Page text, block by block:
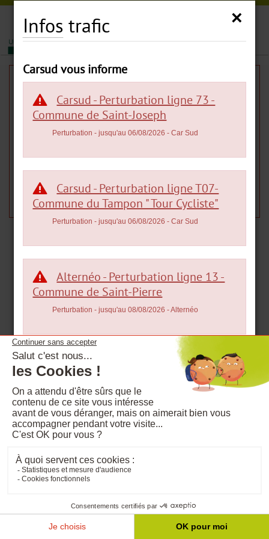
Carsud
Règlement du réseau
CARSUD
Règlement Transport CARSUD (Document Acrobat
Taille : 3 294,0K.o.)
Aide et accessibilité
Mentions légales
FAQ Qui sommes-nous ?
×
Infos trafic
Carsud vous informe
Carsud - Perturbation ligne 73 -
Commune de Saint-Joseph
Perturbation- jusqu'au 06/08/2026 - Car Sud
Carsud - Perturbation ligne T07-
Commune du Tampon " Tour Cycliste"
Perturbation- jusqu'au 06/08/2026 - Car Sud
Alternéo - Perturbation ligne 13 -
Commune de Saint-Pierre
Perturbation- jusqu'au 08/08/2026 - Alternéo
CAR JAUNE - Pertubation –
Barachoix fermé
Perturbation - jusqu'au 19/08/2026
Nous vous informons qu’en raison de travaux au
Barachois, le départ de la ligne O2 pour 04h30 sera dévié
les 18 et 19 août 2026. L’arrêt Barachois ne sera pas...
BRADERIE COMMERCIALE DE LA VILLE
DU PORT